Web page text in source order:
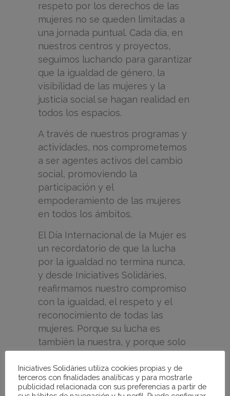
respeto por los derechos de las
mujeres no se queden limitadas a
una jornada puntual. Cada día, en
nuestros centros y proyectos,
seguimos luchando para garantizar
que la igualdad de género, la
visibilidad de las mujeres y la
justicia social se hagan realidad en
todos los espacios.
A través de nuestros programas y
actividades, nos comprometemos
a ser agentes activos del cambio
social, promoviendo la
participación y el
empoderamiento de las mujeres
en todos los ámbitos.
El Día Internacional de la Mujer es
un recordatorio de que la lucha
por la igualdad no termina nunca,
y desde Iniciatives Solidàries,
reafirmamos nuestro compromiso
con la igualdad, el respeto y el
reconocimiento de todas las
mujeres. Porque su lucha es
también la nuestra, y porque solo
lograr un futuro más equitativo y
justo para todos.
Iniciatives Solidàries utiliza cookies propias y de
terceros con finalidades analíticas y para mostrarle
publicidad relacionada con sus preferencias a partir de